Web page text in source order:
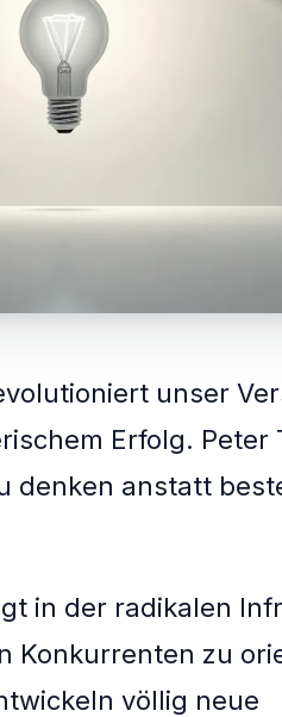
unser
Erfolg. Peter
denken anstatt
in der radikalen
Konkurrenten zu
völlig neue